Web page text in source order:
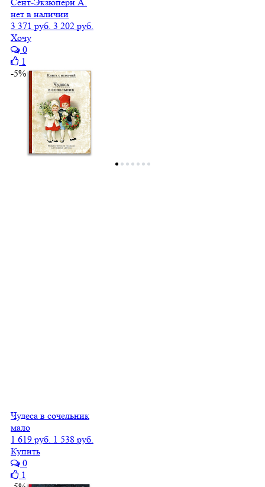
нет в наличии
3 371 руб. 3 202 руб.
Хочу
0
1
-5%
Чудеса в сочельник
мало
1 619 руб. 1 538 руб.
Купить
0
1